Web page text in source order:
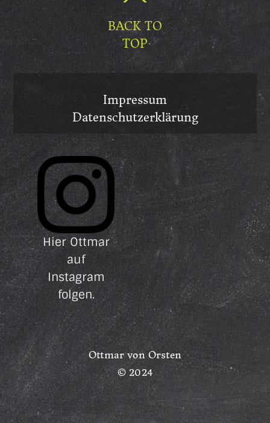
BACK TO
TOP
Impressum
Datenschutzerklärung
Hier Ottmar
auf
Instagram
folgen.
Ottmar von Orsten
© 2024